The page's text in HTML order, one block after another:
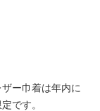
ー巾着は年内に
です。